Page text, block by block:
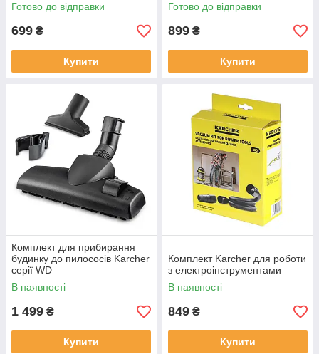
Готово до відправки
699 ₴
Купити
Готово до відправки
899 ₴
Купити
Комплект для прибирання
будинку до пилососів Karcher
серії WD
В наявності
1 499 ₴
Купити
Комплект Karcher для роботи
з електроінструментами
В наявності
849 ₴
Купити